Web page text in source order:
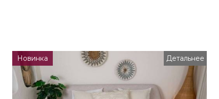
Новинка Детальнее